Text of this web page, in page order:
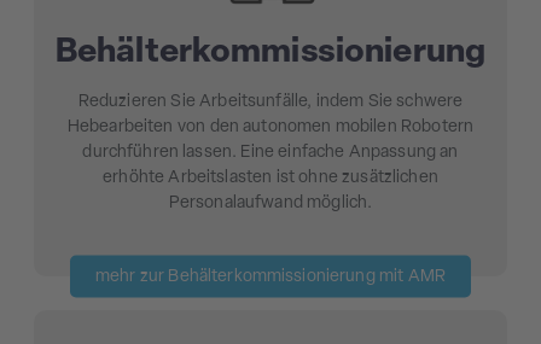
Behälterkommissionierung
Reduzieren Sie Arbeitsunfälle, indem Sie schwere
Hebearbeiten von den autonomen mobilen Robotern
durchführen lassen. Eine einfache Anpassung an
erhöhte Arbeitslasten ist ohne zusätzlichen
Personalaufwand möglich.
mehr zur Behälterkommissionierung mit AMR